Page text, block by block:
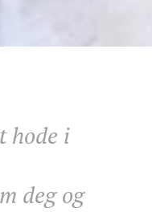
hode i
deg og